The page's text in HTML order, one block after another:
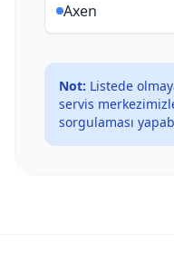
Axen
Not: Listede
servis
sorgulaması